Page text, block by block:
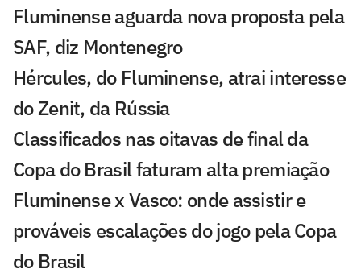
Fluminense aguarda nova proposta pela
SAF, diz Montenegro
Hércules, do Fluminense, atrai interesse
do Zenit, da Rússia
Classificados nas oitavas de final da
Copa do Brasil faturam alta premiação
Fluminense x Vasco: onde assistir e
prováveis escalações do jogo pela Copa
do Brasil